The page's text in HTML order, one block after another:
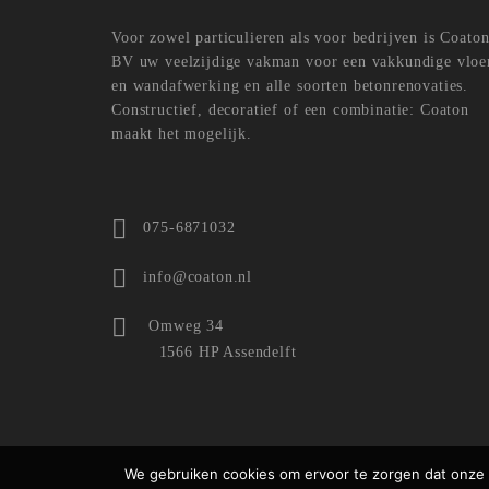
Voor zowel particulieren als voor bedrijven is Coaton
BV uw veelzijdige vakman voor een vakkundige
en wandafwerking en alle soorten betonrenovaties.
Constructief, decoratief of een combinatie: Coaton
maakt het mogelijk.
075-6871032
info@coaton.nl
Omweg 34
1566 HP Assendelft
We gebruiken cookies om ervoor te zorgen dat